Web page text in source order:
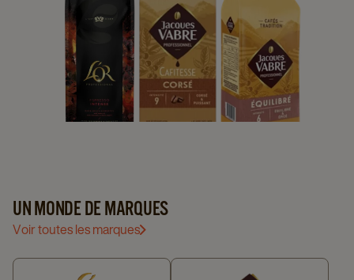
SERVICE CLIENT NOS MACHINES
UN MONDE DE MARQUES
Voir toutes les marques